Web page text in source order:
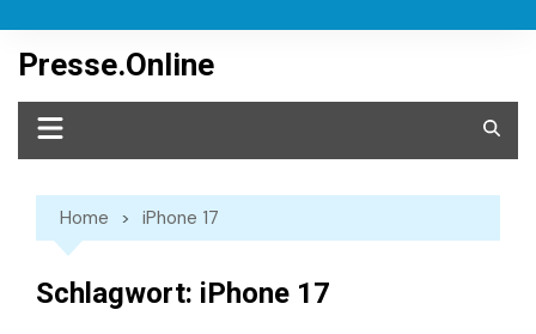
content
Presse.Online
Home iPhone 17
Schlagwort: iPhone 17